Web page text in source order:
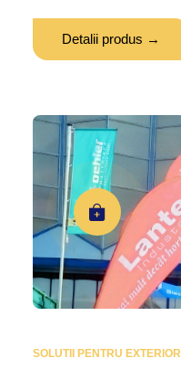
Detalii produs →
SOLUTII PENTRU EXTERIOR